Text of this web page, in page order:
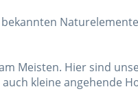
Meisten. Hier sind
kleine angehende